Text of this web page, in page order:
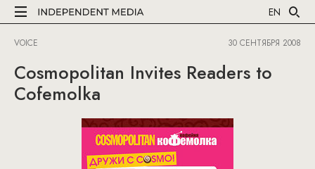
EN
VOICE 30 СЕНТЯБРЯ 2008
Cosmopolitan Invites Readers to
Cofemolka